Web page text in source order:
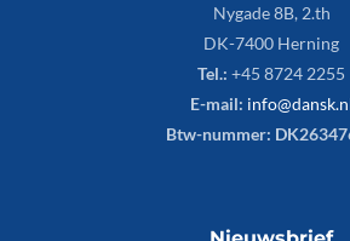
Nygade 8B, 2.th
DK-7400 Herning
Tel.: +45 8724 2255
E-mail:
Btw-nummer: